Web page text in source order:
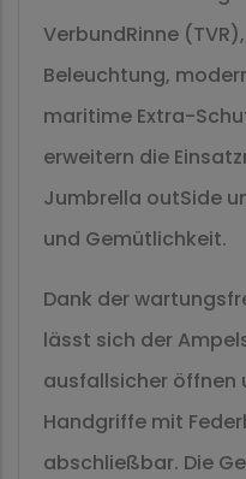
VerbundRinne
Beleuchtung,
maritime Extra-
erweitern die
Jumbrella outSide
und Gemütlichkeit.
Dank der
lässt sich der
ausfallsicher öffnen
Handgriffe mit
abschließbar. Die